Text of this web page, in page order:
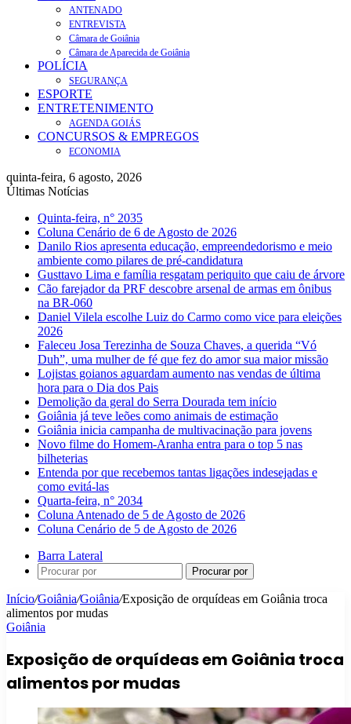
ANTENADO
ENTREVISTA
Câmara de Goiânia
Câmara de Aparecida de Goiânia
POLÍCIA
SEGURANÇA
ESPORTE
ENTRETENIMENTO
AGENDA GOIÁS
CONCURSOS & EMPREGOS
ECONOMIA
quinta-feira, 6 agosto, 2026
Últimas Notícias
Quinta-feira, n° 2035
Coluna Cenário de 6 de Agosto de 2026
Danilo Rios apresenta educação, empreendedorismo e meio
ambiente como pilares de pré-candidatura
Gusttavo Lima e família resgatam periquito que caiu de árvore
Cão farejador da PRF descobre arsenal de armas em ônibus
na BR-060
Daniel Vilela escolhe Luiz do Carmo como vice para eleições
2026
Faleceu Josa Terezinha de Souza Chaves, a querida “Vó
Duh”, uma mulher de fé que fez do amor sua maior missão
Lojistas goianos aguardam aumento nas vendas de última
hora para o Dia dos Pais
Demolição da geral do Serra Dourada tem início
Goiânia já teve leões como animais de estimação
Goiânia inicia campanha de multivacinação para jovens
Novo filme do Homem-Aranha entra para o top 5 nas
bilheterias
Entenda por que recebemos tantas ligações indesejadas e
como evitá-las
Quarta-feira, n° 2034
Coluna Antenado de 5 de Agosto de 2026
Coluna Cenário de 5 de Agosto de 2026
Barra Lateral
Procurar por
Início/Goiânia/Goiânia/Exposição de orquídeas em Goiânia troca
alimentos por mudas
Goiânia
Exposição de orquídeas em Goiânia troca
alimentos por mudas